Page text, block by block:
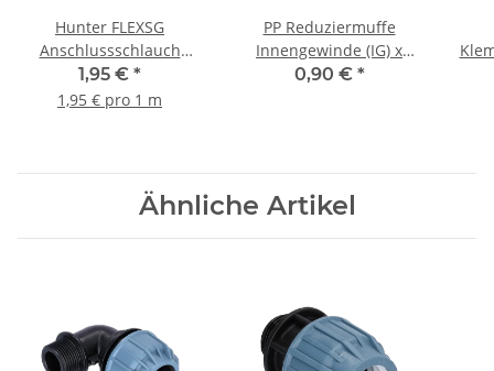
Hunter FLEXSG
Anschlussschlauch
Meterware - 1 Meter
1,95 € *
1,95 € pro 1 m
PP Reduziermuffe
Innengewinde (IG) x
Innengewinde (IG) 1" x
0,90 € *
Ähnliche Artikel